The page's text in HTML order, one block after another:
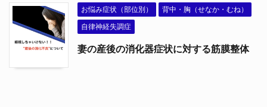
お悩み症状（部位別）
背中・胸（せなか・むね）
自律神経失調症
妻の産後の消化器症状に対する筋膜整体